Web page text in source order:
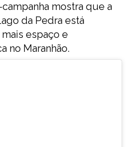
mostra que a
da Pedra está
espaço e
no Maranhão.